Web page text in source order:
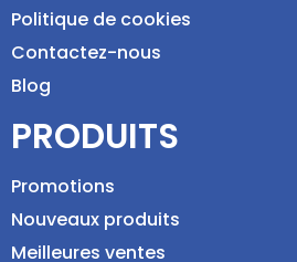
Politique de cookies
Contactez-nous
Blog
PRODUITS
Promotions
Nouveaux produits
Meilleures ventes